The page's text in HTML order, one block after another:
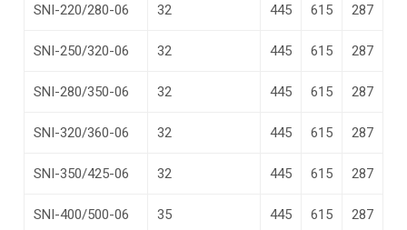
SNI-220/280-06 32 445 615 287
SNI-250/320-06 32 445 615 287
SNI-280/350-06 32 445 615 287
SNI-320/360-06 32 445 615 287
SNI-350/425-06 32 445 615 287
SNI-400/500-06 35 445 615 287